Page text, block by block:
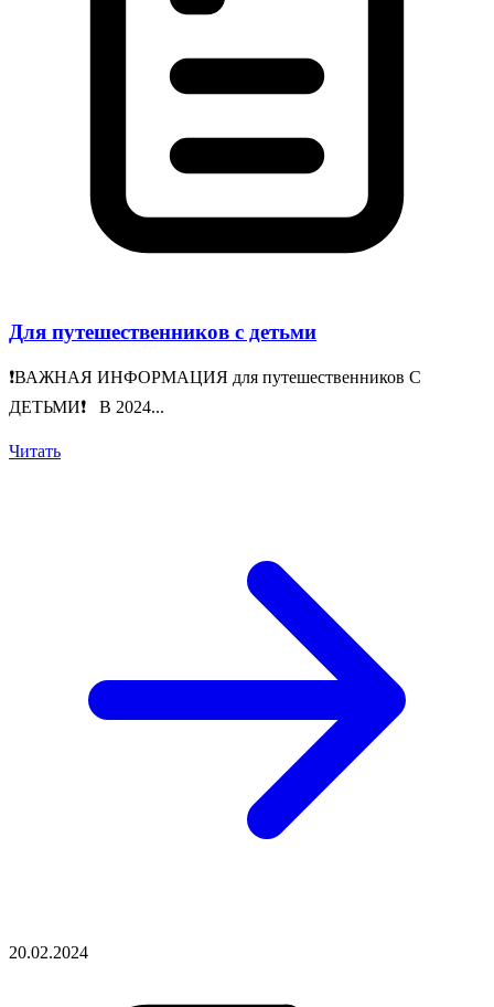
Для путешественников с детьми
❗️ВАЖНАЯ ИНФОРМАЦИЯ для путешественников С
ДЕТЬМИ❗️ В 2024...
Читать
20.02.2024